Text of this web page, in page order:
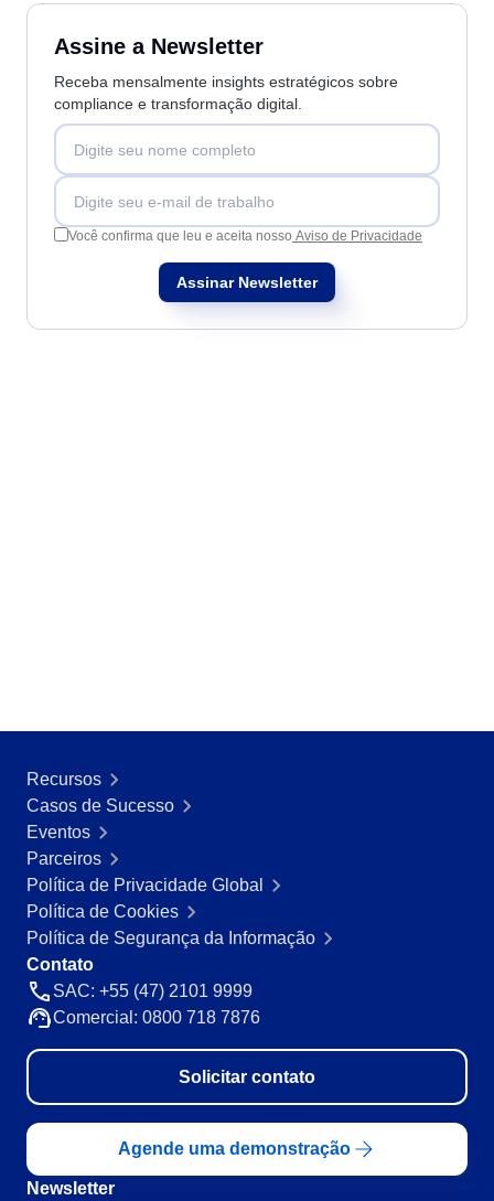
Demo corporativa
Store
Blog
Ferramentas
Notícias
Glossary
Assine a Newsletter
Receba mensalmente insights estratégicos sobre
compliance e transformação digital.
Você confirma que leu e aceita nosso Aviso de Privacidade
Assinar Newsletter
Recursos
Casos de Sucesso
Eventos
Parceiros
Política de Privacidade Global
Política de Cookies
Política de Segurança da Informação
Contato
SAC: +55 (47) 2101 9999
Comercial: 0800 718 7876
Solicitar contato
Agende uma demonstração
Newsletter